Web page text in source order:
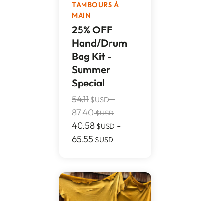
TAMBOURS À
MAIN
25% OFF
Hand/Drum
Bag Kit -
Summer
Special
54.11$USD-
87.40$USD
40.58 $USD -
65.55 $USD